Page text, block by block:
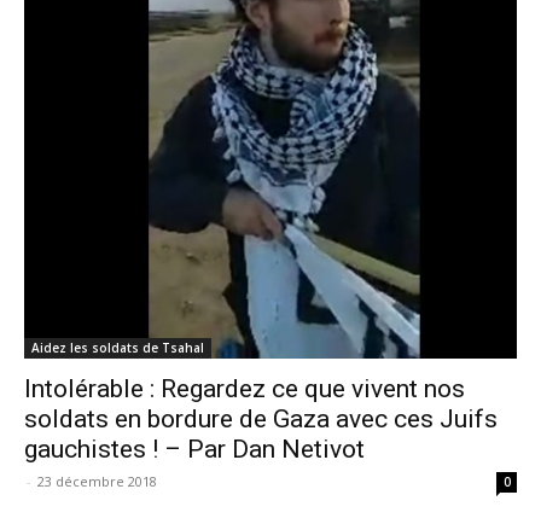
Aidez les soldats de Tsahal
Intolérable : Regardez ce que vivent nos
soldats en bordure de Gaza avec ces Juifs
gauchistes ! – Par Dan Netivot
- 23 décembre 2018 0